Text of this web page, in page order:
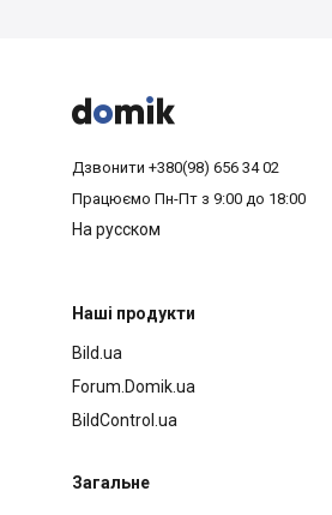



Дзвонити +380(98) 656 34 02
Працюємо Пн-Пт з 9:00 до 18:00
На русском
Наші продукти
Bild.ua
Forum.Domik.ua
BildControl.ua
Загальне